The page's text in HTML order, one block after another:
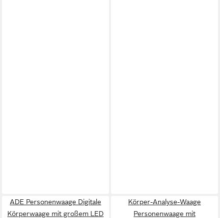
ADE Personenwaage Digitale
Körperwaage mit großem LED
Körper-Analyse-Waage
Personenwaage mit